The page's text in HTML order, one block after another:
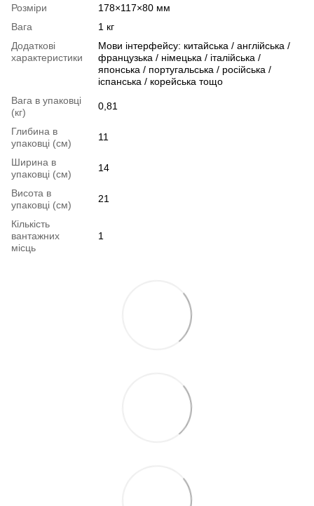
Розміри
178×117×80 мм
Вага
1 кг
Додаткові
характеристики
Мови інтерфейсу: китайська / англійська /
французька / німецька / італійська /
японська / португальська / російська /
іспанська / корейська тощо
Вага в упаковці
(кг)
0,81
Глибина в
упаковці (см)
11
Ширина в
упаковці (см)
14
Висота в
упаковці (см)
21
Кількість
вантажних
місць
1